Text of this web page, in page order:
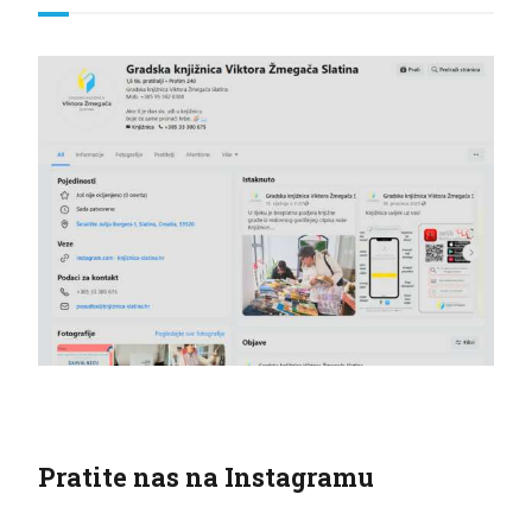
Pratite nas na Instagramu